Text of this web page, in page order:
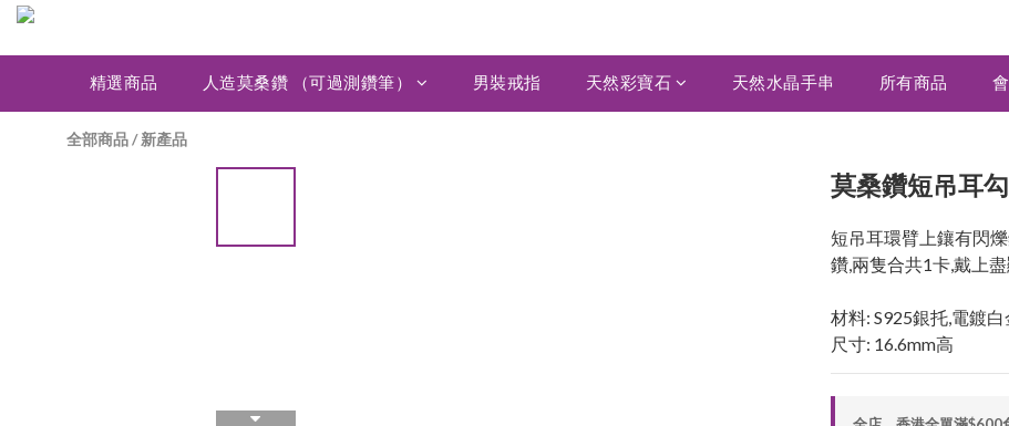
精選商品 人造莫桑鑽 （可過測鑽筆） 男裝戒指 天然彩寶石 天然水晶手串 所有商品
全部商品/新產品
莫桑鑽短吊耳
短吊耳環臂上鑲有閃
鑽,兩隻合共1卡,戴上盡
材料: S925銀托,電鍍白
尺寸: 16.6mm高